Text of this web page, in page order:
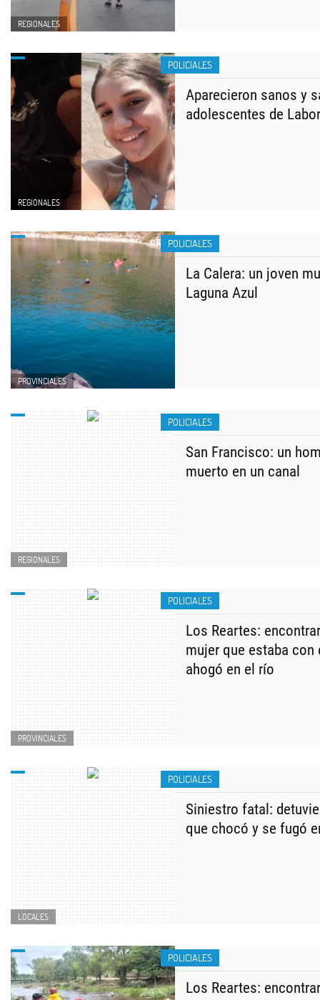
REGIONALES
POLICIALES
REGIONALES
Aparecieron sanos y
adolescentes de
POLICIALES
PROVINCIALES
La Calera: un joven
Laguna Azul
POLICIALES
REGIONALES
San Francisco: un
muerto en un canal
POLICIALES
PROVINCIALES
Los Reartes:
mujer que estaba con
ahogó en el río
POLICIALES
LOCALES
Siniestro fatal:
que chocó y se fugó
POLICIALES
Los Reartes: